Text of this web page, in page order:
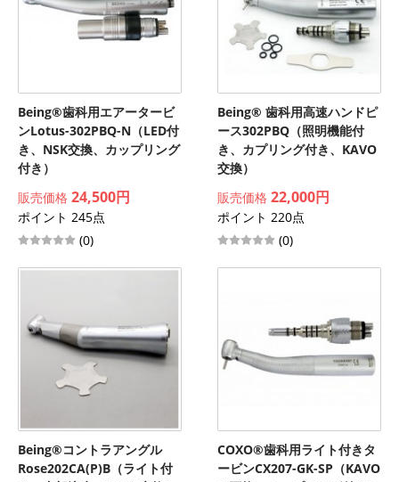
Being®歯科用エアータービ
ンLotus-302PBQ-N（LED付
き、NSK交換、カップリング
付き）
販売価格 24,500円
ポイント 245点
(0)
Being® 歯科用高速ハンドピ
ース302PBQ（照明機能付
き、カプリング付き、KAVO
交換）
販売価格 22,000円
ポイント 220点
(0)
Being®コントラアングル
Rose202CA(P)B（ライト付
COXO®歯科用ライト付きタ
ービンCX207-GK-SP（KAVO